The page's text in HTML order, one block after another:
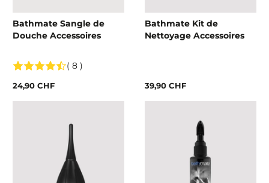
Bathmate Sangle de
Douche Accessoires
( 8 )
24,90 CHF
Bathmate Kit de
Nettoyage Accessoires
39,90 CHF